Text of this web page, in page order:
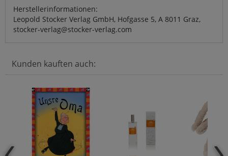
Herstellerinformationen:
Leopold Stocker Verlag GmbH, Hofgasse 5, A 8011 Graz,
stocker-verlag@stocker-verlag.com
Kunden kauften auch: